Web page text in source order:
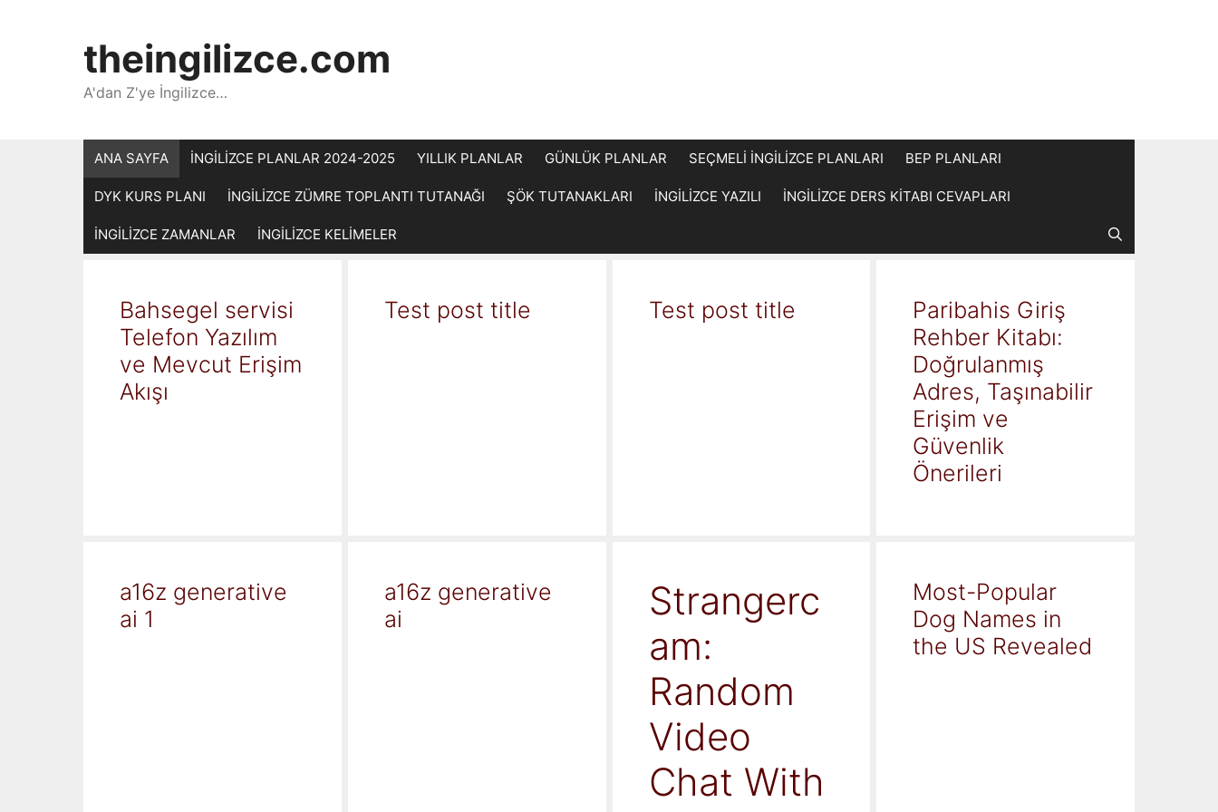
theingilizce.com
A'dan Z'ye İngilizce…
ANA SAYFA İNGİLİZCE PLANLAR 2024-2025 YILLIK PLANLAR GÜNLÜK PLANLAR SEÇMELİ İNGİLİZCE PLANLARI BEP PLANLARI
DYK KURS PLANI İNGİLİZCE ZÜMRE TOPLANTI TUTANAĞI ŞÖK TUTANAKLARI İNGİLİZCE YAZILI İNGİLİZCE DERS KİTABI CEVAPLARI
İNGİLİZCE ZAMANLAR İNGİLİZCE KELİMELER
Bahsegel servisi
Telefon Yazılım
ve Mevcut Erişim
Akışı
Test post title Test post title
Paribahis Giriş
Rehber Kitabı:
Doğrulanmış
Adres, Taşınabilir
Erişim ve
Güvenlik
Önerileri
a16z generative
ai 1
a16z generative
ai
Strangerc
am:
Random
Video
Chat With
Most-Popular
Dog Names in
the US Revealed